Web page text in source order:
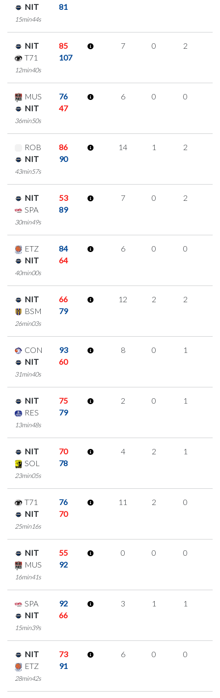
NIT
81
15min44s
NIT
85
T71
107
12min40s
7 0 2
MUS
76
NIT
47
36min50s
6 0 0
ROB
86
NIT
90
43min57s
14 1 2
NIT
53
SPA
89
30min49s
7 0 2
ETZ
84
NIT
64
40min00s
6 0 0
NIT
66
BSM
79
26min03s
12 2 2
CON
93
NIT
60
31min40s
8 0 1
NIT
75
RES
79
13min48s
2 0 1
NIT
70
SOL
78
23min05s
4 2 1
T71
76
NIT
70
25min16s
11 2 0
NIT
55
MUS
92
16min41s
0 0 0
SPA
92
NIT
66
15min39s
3 1 1
NIT
73
ETZ
91
28min42s
6 0 0